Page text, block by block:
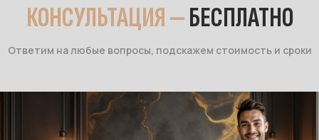
КОНСУЛЬТАЦИЯ —БЕСПЛАТНО
Ответим на любые вопросы, подскажем стоимость и сроки